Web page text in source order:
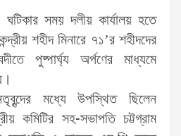
সময় দলীয় কার্যালয় হতে
শহীদ মিনারে ৭১’র শহীদদের
পুষ্পার্ঘ্য অর্পণের মাধ্যমে
মধ্যে উপস্থিত ছিলেন
কমিটির সহ-সভাপতি চট্টগ্রাম